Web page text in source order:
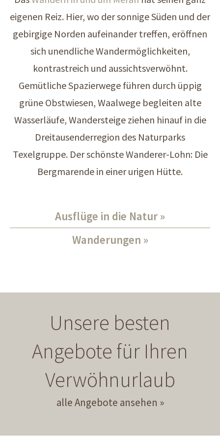
eigenen Reiz. Hier, wo der sonnige Süden und der
gebirgige Norden aufeinander treffen, eröffnen
sich unendliche Wandermöglichkeiten,
kontrastreich und aussichtsverwöhnt.
Gemütliche Spazierwege führen durch üppig
grüne Obstwiesen, Waalwege begleiten alte
Wasserläufe, Wandersteige ziehen hinauf in die
Dreitausenderregion des Naturparks
Texelgruppe. Der schönste Wanderer-Lohn: Die
Bergmarende in einer urigen Hütte.
Ausflüge in die Natur
Wanderungen
Unsere besten
Angebote für Ihren
Verwöhnurlaub
alle Angebote ansehen